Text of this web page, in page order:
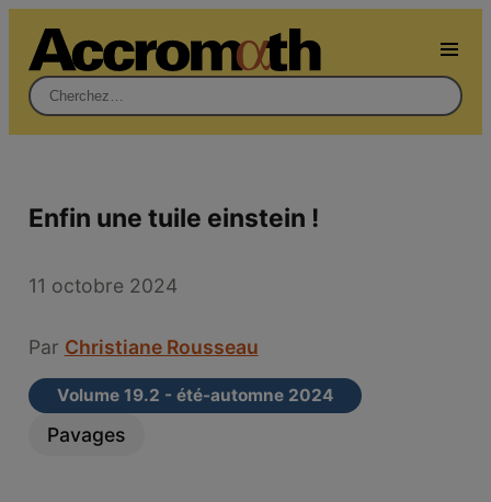
Rechercher :
Enfin une tuile einstein !
11 octobre 2024
Par Christiane Rousseau
Volume 19.2 - été-automne 2024
Pavages